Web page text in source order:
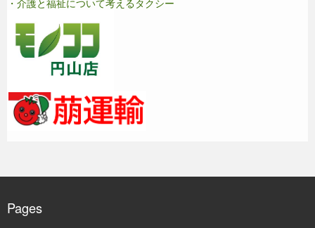
・介護と福祉について考えるタクシー
Pages